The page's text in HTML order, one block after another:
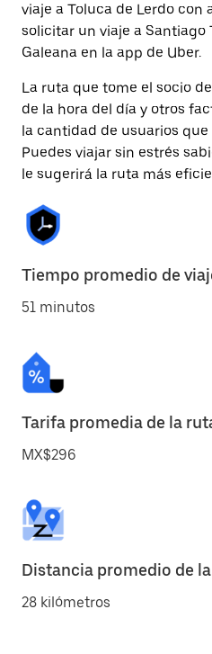
viaje a Toluca de Lerdo con
solicitar un viaje a Santiago
Galeana en la app de Uber.
La ruta que tome el socio
de la hora del día y otros
la cantidad de usuarios
Puedes viajar sin estrés
le sugerirá la ruta más
Tiempo promedio de
51 minutos
Tarifa promedia de la
MX$296
Distancia promedio de
28 kilómetros